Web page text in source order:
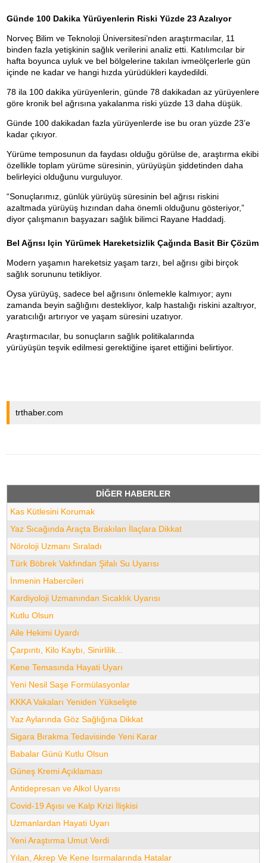
Günde 100 Dakika Yürüyenlerin Riski Yüzde 23 Azalıyor
Norveç Bilim ve Teknoloji Üniversitesi’nden araştırmacılar, 11
binden fazla yetişkinin sağlık verilerini analiz etti. Katılımcılar bir
hafta boyunca uyluk ve bel bölgelerine takılan ivmeölçerlerle gün
içinde ne kadar ve hangi hızda yürüdükleri kaydedildi.
78 ila 100 dakika yürüyenlerin, günde 78 dakikadan az yürüyenlere
göre kronik bel ağrısına yakalanma riski yüzde 13 daha düşük.
Günde 100 dakikadan fazla yürüyenlerde ise bu oran yüzde 23’e
kadar çıkıyor.
Yürüme temposunun da faydası olduğu görülse de, araştırma ekibi
özellikle toplam yürüme süresinin, yürüyüşün şiddetinden daha
belirleyici olduğunu vurguluyor.
“Sonuçlarımız, günlük yürüyüş süresinin bel ağrısı riskini
azaltmada yürüyüş hızından daha önemli olduğunu gösteriyor,”
diyor çalışmanın başyazarı sağlık bilimci Rayane Haddadj.
Bel Ağrısı Için Yürümek HAreketsizlik Çağında Basit Bir Çözüm
Modern yaşamın hareketsiz yaşam tarzı, bel ağrısı gibi birçok
sağlık sorununu tetikliyor.
Oysa yürüyüş, sadece bel ağrısını önlemekle kalmıyor; aynı
zamanda beyin sağlığını destekliyor, kalp hastalığı riskini azaltıyor,
yaratıcılığı artırıyor ve yaşam süresini uzatıyor.
Araştırmacılar, bu sonuçların sağlık politikalarında
yürüyüşün teşvik edilmesi gerektiğine işaret ettiğini belirtiyor.
trthaber.com
DİĞER HABERLER
Kas Kütlesini Korumak
Yaz Sıcağında Araçta Bırakılan İlaçlara Dikkat
Nöroloji Uzmanı Sıraladı
Türk Böbrek Vakfından Şifalı Su Uyarısı
İnmenin Habercileri
Kardiyoloji Uzmanından Sıcaklık Uyarısı
Kutlu Olsun
Aile Hekimi Uyardı
Çarpıntı, Kilo Kaybı, Sinirlilik...
Kene Temasında Hayati Uyarı
Yeni Nesil Saşe Formülasyonlar
KKKA Vakaları Yeniden Yükselişte
Yaz Aylarında Göz Sağlığına Dikkat
Sigara Bırakma Tedavisinde Yeni Karar
Babalar Günü Kutlu Olsun
Güneş Kremi Açıklaması
Antidepresan ve Alkol Uyarısı
Covid-19 Aşısı ve Kalp Krizi İlişkisi
Uzmanlardan Hayati Uyarı
Yeni Araştırma Umut Verdi
Yılan, Akrep Ve Kene Isırmalarında Hatalar